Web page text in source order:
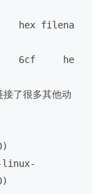
hex filena
6cf     he
了很多其他动